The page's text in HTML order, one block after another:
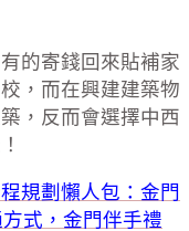
的寄錢回來貼補家
，而在興建建築物
，反而會選擇中西
規劃懶人包：金門
式，金門伴手禮